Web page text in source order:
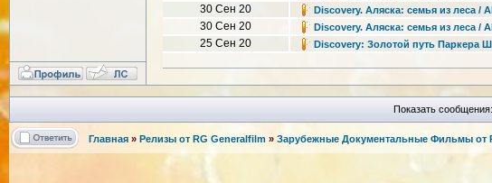
30 Сен 20
Discovery. Аляска: семья из леса /
30 Сен 20
Discovery. Аляска: семья из леса /
25 Сен 20
Discovery: Золотой путь Паркера
Показать сообщения:
Главная » Релизы от RG Generalfilm » Зарубежные Документальные Фильмы от